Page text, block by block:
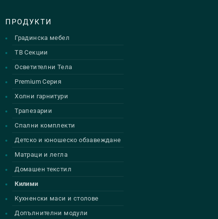
ПРОДУКТИ
Градинска мебел
ТВ Секции
Осветителни Тела
Premium Серия
Холни гарнитури
Трапезарии
Спални комплекти
Детско и юношеско обзавеждане
Матраци и легла
Домашен текстил
Килими
Кухненски маси и столове
Допълнителни модули